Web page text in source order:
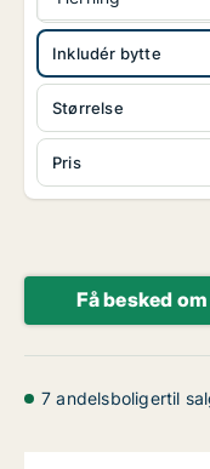
Størrelse
Pris
Inkludér bytte
Få besked
7 andelsboligertil